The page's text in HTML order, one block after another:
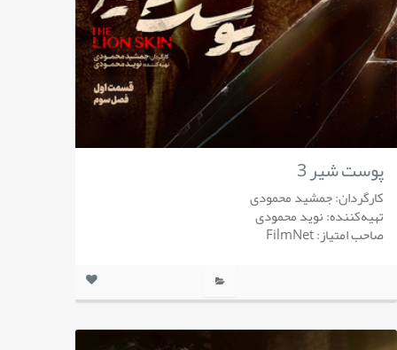
پوست شیر 3
کارگردان: جمشید محمودی
تهیه‌کننده: نوید محمودی
صاحب امتیاز: FilmNet